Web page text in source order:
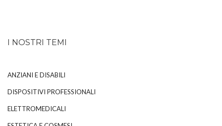
I NOSTRI TEMI
ANZIANI E DISABILI
DISPOSITIVI PROFESSIONALI
ELETTROMEDICALI